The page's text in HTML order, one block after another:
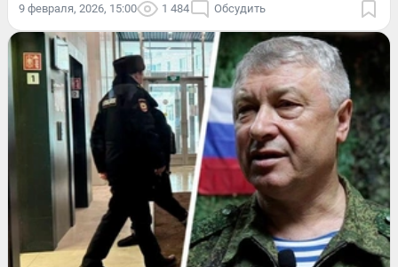
9 февраля, 2026, 15:00 1 484 Обсудить